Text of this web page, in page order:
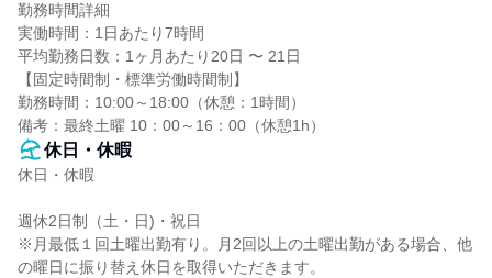
勤務時間詳細
実働時間：1日あたり7時間
平均勤務日数：1ヶ月あたり20日 〜 21日
【固定時間制・標準労働時間制】
勤務時間：10:00～18:00（休憩：1時間）
備考：最終土曜 10：00～16：00（休憩1h）
休日・休暇
休日・休暇
週休2日制（土・日)・祝日
※月最低１回土曜出勤有り。月2回以上の土曜出勤がある場合、他
の曜日に振り替え休日を取得いただきます。